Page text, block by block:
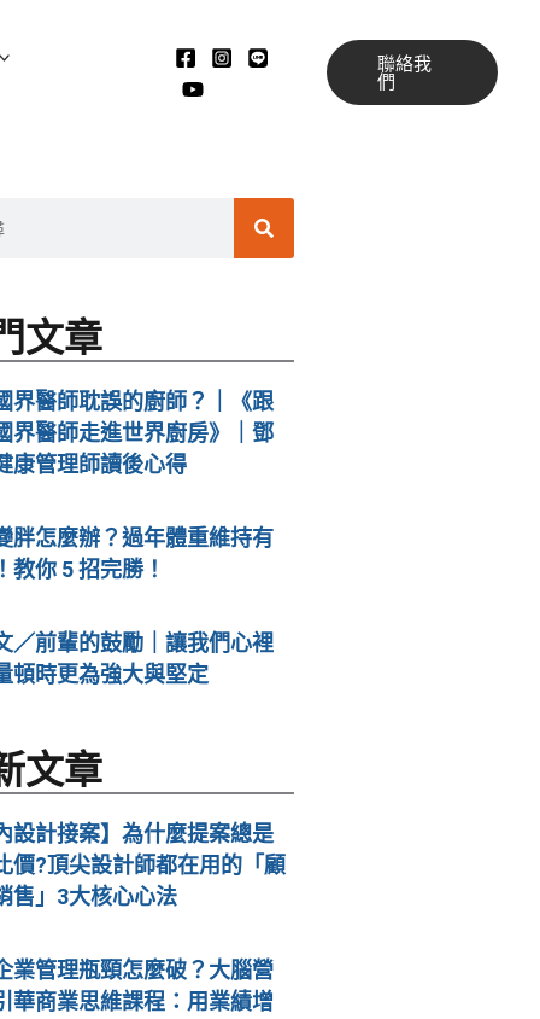
聯絡我
們
搜
文章
界醫師耽誤的廚師？｜《跟
界醫師走進世界廚房》｜鄧
康管理師讀後心得
胖怎麼辦？過年體重維持有
教你 5 招完勝！
／前輩的鼓勵｜讓我們心裡
頓時更為強大與堅定
文章
設計接案】為什麼提案總是
價?頂尖設計師都在用的「顧
售」3大核心心法
業管理瓶頸怎麼破？大腦營
華商業思維課程：用業績增